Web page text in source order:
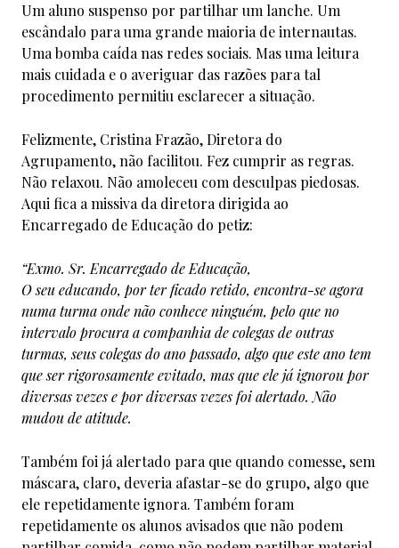
Um aluno suspenso por partilhar um lanche. Um
escândalo para uma grande maioria de internautas.
Uma bomba caída nas redes sociais. Mas uma leitura
mais cuidada e o averiguar das razões para tal
procedimento permitiu esclarecer a situação.
Felizmente, Cristina Frazão, Diretora do
Agrupamento, não facilitou. Fez cumprir as regras.
Não relaxou. Não amoleceu com desculpas piedosas.
Aqui fica a missiva da diretora dirigida ao
Encarregado de Educação do petiz:
“Exmo. Sr. Encarregado de Educação,
O seu educando, por ter ficado retido, encontra-se agora
numa turma onde não conhece ninguém, pelo que no
intervalo procura a companhia de colegas de outras
turmas, seus colegas do ano passado, algo que este ano tem
que ser rigorosamente evitado, mas que ele já ignorou por
diversas vezes e por diversas vezes foi alertado. Não
mudou de atitude.
Também foi já alertado para que quando comesse, sem
máscara, claro, deveria afastar-se do grupo, algo que
ele repetidamente ignora. Também foram
repetidamente os alunos avisados que não podem